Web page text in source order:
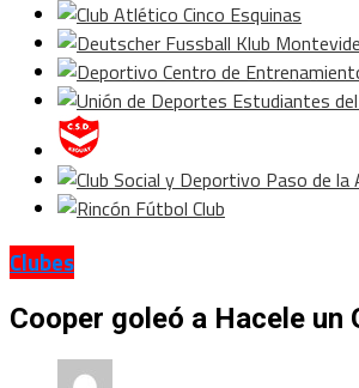
Clubes
Cooper goleó a Hacele un